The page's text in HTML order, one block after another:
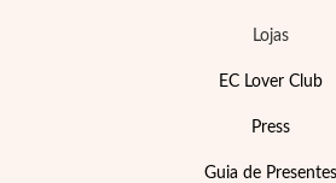
Lojas
EC Lover Club
Press
Guia de Presentes